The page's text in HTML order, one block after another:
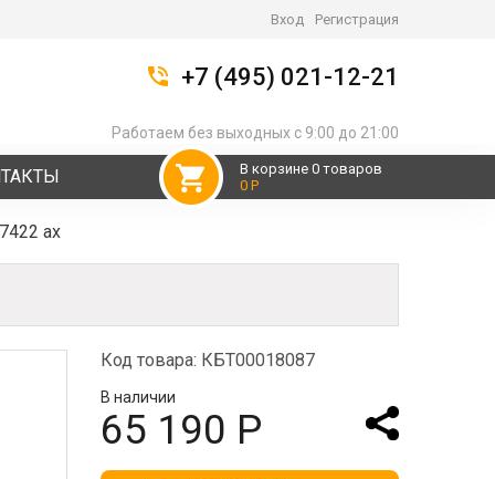
Вход Регистрация
+7 (495) 021-12-21
Работаем без выходных с 9:00 до 21:00
В корзине 0 товаров
0 Р
ax
Код товара: КБТ00018087
В наличии
65 190 Р